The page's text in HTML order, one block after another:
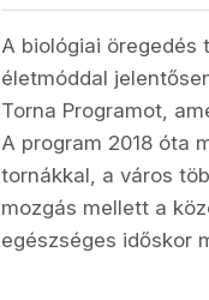
A biológiai öregedés
életmóddal
Torna Programot,
A program 2018 óta
tornákkal, a város
mozgás mellett a
egészséges időskor